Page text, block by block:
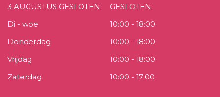
3 AUGUSTUS GESLOTEN
GESLOTEN
Di - woe
10:00 - 18:00
Donderdag
10:00 - 18:00
Vrijdag
10:00 - 18:00
Zaterdag
10:00 - 17:00